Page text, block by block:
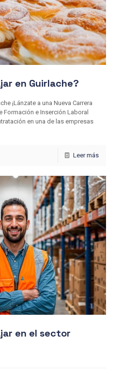
en Guirlache?
¡Lánzate a una Nueva Carrera
Formación e Inserción Laboral
en una de las empresas
Leer más
en el sector